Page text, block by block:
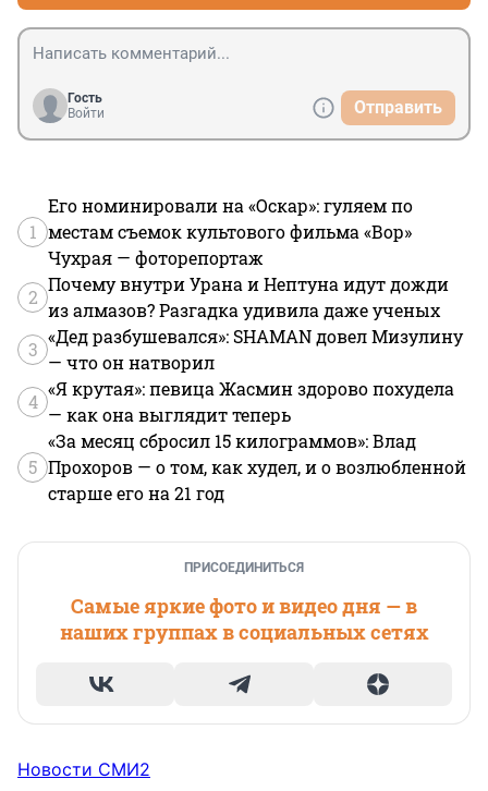
Гость
Войти
Отправить
1
Его номинировали на «Оскар»: гуляем по
местам съемок культового фильма «Вор»
Чухрая — фоторепортаж
2
Почему внутри Урана и Нептуна идут дожди
из алмазов? Разгадка удивила даже ученых
3
«Дед разбушевался»: SHAMAN довел Мизулину
— что он натворил
4
«Я крутая»: певица Жасмин здорово похудела
— как она выглядит теперь
5
«За месяц сбросил 15 килограммов»: Влад
Прохоров — о том, как худел, и о возлюбленной
старше его на 21 год
ПРИСОЕДИНИТЬСЯ
Самые яркие фото и видео дня — в
наших группах в социальных сетях
Новости СМИ2